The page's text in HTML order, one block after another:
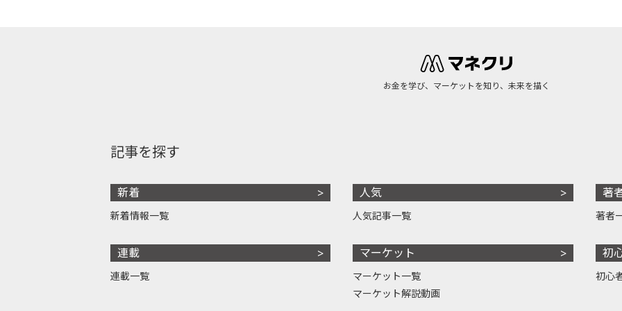
お金を学び、マーケットを知り、未来を描く
記事を探す
新着
新着情報一覧
連載
連載一覧
人気
人気記事一覧
マーケット
マーケット一覧
マーケット解説動画
著
著者
初
初心